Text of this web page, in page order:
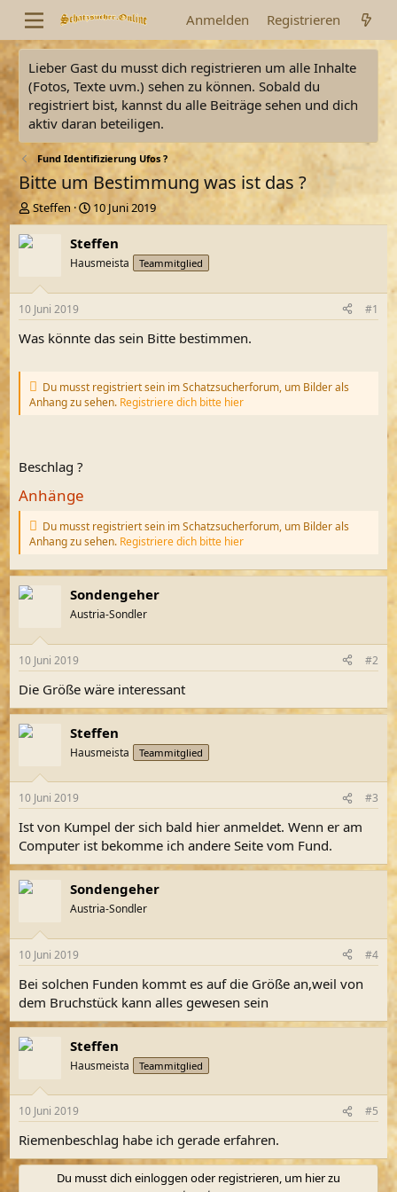
Anmelden Registrieren
Lieber Gast du musst dich registrieren um alle Inhalte
(Fotos, Texte uvm.) sehen zu können. Sobald du
registriert bist, kannst du alle Beiträge sehen und dich
aktiv daran beteiligen.
Fund Identifizierung Ufos ?
Bitte um Bestimmung was ist das ?
E
r
s
l
e
r
Steffen
E
r
s
e
t
a
10 Juni 2019
Steffen
Hausmeista Teammitglied
10 Juni 2019 #1
Was könnte das sein Bitte bestimmen.
Du musst registriert sein im Schatzsucherforum, um Bilder als
Anhang zu sehen. Registriere dich bitte hier
Beschlag ?
Anhänge
Du musst registriert sein im Schatzsucherforum, um Bilder als
Anhang zu sehen. Registriere dich bitte hier
Sondengeher
Austria-Sondler
10 Juni 2019 #2
Die Größe wäre interessant
Steffen
Hausmeista Teammitglied
10 Juni 2019 #3
Ist von Kumpel der sich bald hier anmeldet. Wenn er am
Computer ist bekomme ich andere Seite vom Fund.
Sondengeher
Austria-Sondler
10 Juni 2019 #4
Bei solchen Funden kommt es auf die Größe an,weil von
dem Bruchstück kann alles gewesen sein
Steffen
Hausmeista Teammitglied
10 Juni 2019 #5
Riemenbeschlag habe ich gerade erfahren.
Du musst dich einloggen oder registrieren, um hier zu